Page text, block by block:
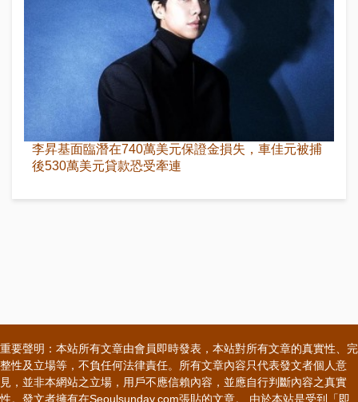
李昇基面臨潛在740萬美元保證金損失，車佳元被捕
後530萬美元貸款恐受牽連
重要聲明：本站所有文章由會員即時發表，本站對所有文章的真實性、完
整性及立場等，不負任何法律責任。所有文章內容只代表發文者個人意
見，並非本網站之立場，用戶不應信賴內容，並應自行判斷內容之真實
性。發文者擁有在Seoulsunday.com張貼的文章。 由於本站是受到「即